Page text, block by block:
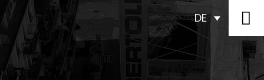
DE